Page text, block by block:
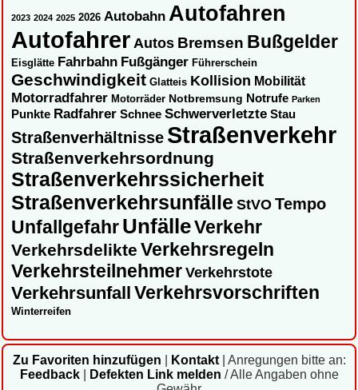
2023 2024 2025 2026 Autobahn Autofahren
AutofahrerAutos Bremsen Bußgelder
Eisglätte Fahrbahn Fußgänger Führerschein
Geschwindigkeit Glatteis Kollision Mobilität
Motorradfahrer Motorräder Notbremsung Notrufe Parken
Punkte Radfahrer Schnee Schwerverletzte Stau
Straßenverhältnisse Straßenverkehr
Straßenverkehrsordnung
Straßenverkehrssicherheit
Straßenverkehrsunfälle StVOTempo
UnfallgefahrUnfälleVerkehr
Verkehrsdelikte Verkehrsregeln
Verkehrsteilnehmer Verkehrstote
Verkehrsunfall Verkehrsvorschriften
Winterreifen
Zu Favoriten hinzufügen Kontakt| Anregungen bitte an:
Feedback| Defekten Link melden / Alle Angaben ohne